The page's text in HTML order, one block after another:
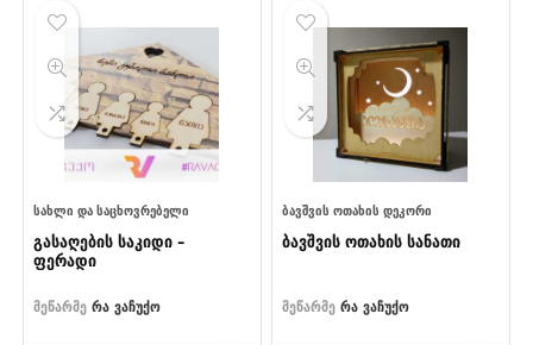
ᲡᲐᲮᲚᲘ ᲓᲐ ᲡᲐᲪᲮᲝᲕᲠᲔᲑᲔᲚᲘ
გასაღების საკიდი –
ფერადი
მეწარმე რა ვაჩუქო
ᲑᲐᲕᲨᲕᲘᲡ ᲝᲗᲐᲮᲘᲡ ᲓᲔᲙᲝᲠᲘ
ბავშვის ოთახის სანათი
მეწარმე რა ვაჩუქო